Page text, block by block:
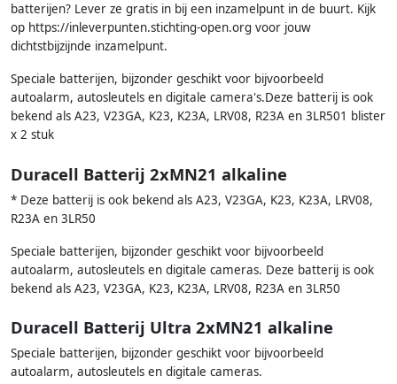
batterijen? Lever ze gratis in bij een inzamelpunt in de buurt. Kijk
op https://inleverpunten.stichting-open.org voor jouw
dichtstbijzijnde inzamelpunt.
Speciale batterijen, bijzonder geschikt voor bijvoorbeeld
autoalarm, autosleutels en digitale camera's.Deze batterij is ook
bekend als A23, V23GA, K23, K23A, LRV08, R23A en 3LR501 blister
x 2 stuk
Duracell Batterij 2xMN21 alkaline
* Deze batterij is ook bekend als A23, V23GA, K23, K23A, LRV08,
R23A en 3LR50
Speciale batterijen, bijzonder geschikt voor bijvoorbeeld
autoalarm, autosleutels en digitale cameras. Deze batterij is ook
bekend als A23, V23GA, K23, K23A, LRV08, R23A en 3LR50
Duracell Batterij Ultra 2xMN21 alkaline
Speciale batterijen, bijzonder geschikt voor bijvoorbeeld
autoalarm, autosleutels en digitale cameras.